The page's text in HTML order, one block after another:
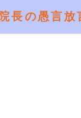
長の愚言